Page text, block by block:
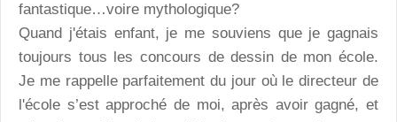
fantastique…voire mythologique?
Quand j'étais enfant, je me souviens que je gagnais
toujours tous les concours de dessin de mon école.
Je me rappelle parfaitement du jour où le directeur de
l'école s’est approché de moi, après avoir gagné, et